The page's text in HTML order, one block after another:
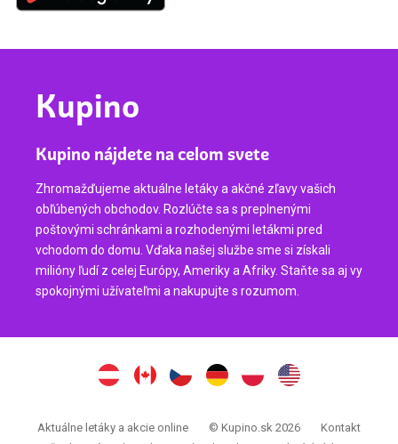
Kupino
Kupino nájdete na celom svete
Zhromažďujeme aktuálne letáky a akčné zľavy vašich
obľúbených obchodov. Rozlúčte sa s preplnenými
poštovými schránkami a rozhodenými letákmi pred
vchodom do domu. Vďaka našej službe sme si získali
milióny ľudí z celej Európy, Ameriky a Afriky. Staňte sa aj vy
spokojnými užívateľmi a nakupujte s rozumom.
Aktuálne letáky a akcie online © Kupino.sk 2026
Kontakt